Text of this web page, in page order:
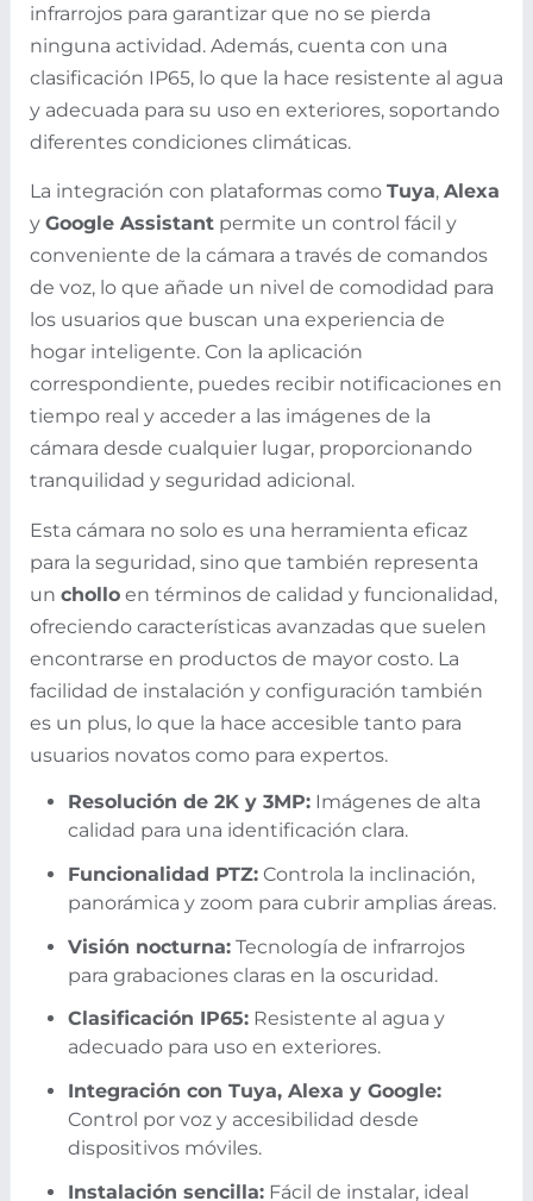
infrarrojos para garantizar que no se pierda
ninguna actividad. Además, cuenta con una
clasificación IP65, lo que la hace resistente al agua
y adecuada para su uso en exteriores, soportando
diferentes condiciones climáticas.
La integración con plataformas como Tuya, Alexa
y Google Assistant permite un control fácil y
conveniente de la cámara a través de comandos
de voz, lo que añade un nivel de comodidad para
los usuarios que buscan una experiencia de
hogar inteligente. Con la aplicación
correspondiente, puedes recibir notificaciones en
tiempo real y acceder a las imágenes de la
cámara desde cualquier lugar, proporcionando
tranquilidad y seguridad adicional.
Esta cámara no solo es una herramienta eficaz
para la seguridad, sino que también representa
un chollo en términos de calidad y funcionalidad,
ofreciendo características avanzadas que suelen
encontrarse en productos de mayor costo. La
facilidad de instalación y configuración también
es un plus, lo que la hace accesible tanto para
usuarios novatos como para expertos.
Resolución de 2K y 3MP: Imágenes de alta
calidad para una identificación clara.
Funcionalidad PTZ: Controla la inclinación,
panorámica y zoom para cubrir amplias áreas.
Visión nocturna: Tecnología de infrarrojos
para grabaciones claras en la oscuridad.
Clasificación IP65: Resistente al agua y
adecuado para uso en exteriores.
Integración con Tuya, Alexa y Google:
Control por voz y accesibilidad desde
dispositivos móviles.
Instalación sencilla: Fácil de instalar, ideal